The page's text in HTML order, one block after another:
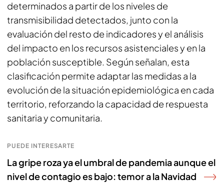
determinados a partir de los niveles de
transmisibilidad detectados, junto con la
evaluación del resto de indicadores y el análisis
del impacto en los recursos asistenciales y en la
población susceptible. Según señalan, esta
clasificación permite adaptar las medidas a la
evolución de la situación epidemiológica en cada
territorio, reforzando la capacidad de respuesta
sanitaria y comunitaria.
PUEDE INTERESARTE
La gripe roza ya el umbral de pandemia aunque el
nivel de contagio es bajo: temor a la Navidad